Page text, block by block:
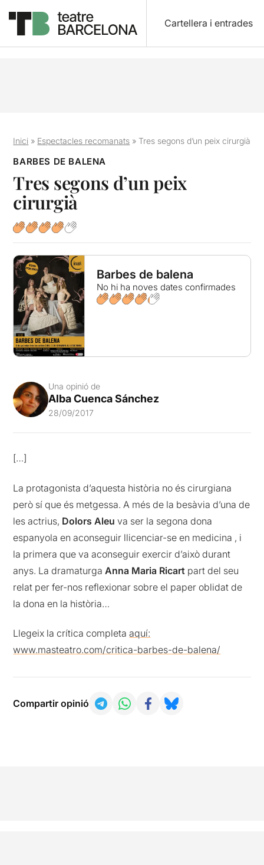
Cartellera i entrades
Inici » Espectacles recomanats »Tres segons d’un peix cirurgià
BARBES DE BALENA
Tres segons d’un peix
cirurgià
Barbes de balena
No hi ha noves dates confirmades
Una opinió de
Alba Cuenca Sánchez
28/09/2017
[…]
La protagonista d’aquesta història no és cirurgiana
però sí que és metgessa. A més de la besàvia d’una de
les actrius, Dolors Aleu va ser la segona dona
espanyola en aconseguir llicenciar-se en medicina , i
la primera que va aconseguir exercir d’això durant
anys. La dramaturgaAnna Maria Ricart part del seu
relat per fer-nos reflexionar sobre el paper oblidat de
la dona en la història…
Llegeix la crítica completaaquí:
www.masteatro.com/critica-barbes-de-balena/
Compartir opinió